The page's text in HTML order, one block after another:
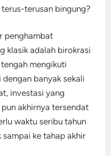
terusan bingung?
penghambat
klasik adalah birokrasi
mengikuti
banyak sekali
investasi yang
akhirnya tersendat
waktu seribu tahun
ke tahap akhir